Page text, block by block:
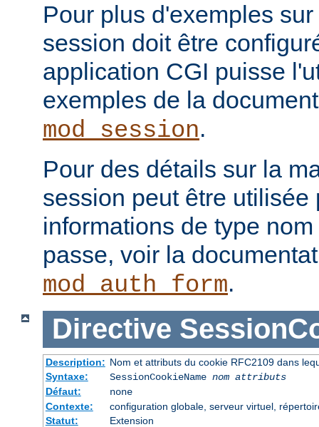
Pour plus d'exemples
session doit être
application CGI puisse
exemples de la
mod_session.
Pour des détails sur la
session peut être utilisée
informations de type
passe, voir la
mod_auth_form.
Directive
Description: Nom et attributs du cookie RFC2109 dans
Syntaxe:
SessionCookieName nom attributs
Défaut:
none
Contexte:
configuration globale, serveur virtuel,
Statut:
Extension